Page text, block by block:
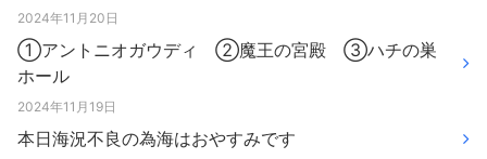
2024年11月20日
①アントニオガウディ ②魔王の宮殿 ③ハチの巣
ホール
2024年11月19日
本日海況不良の為海はおやすみです